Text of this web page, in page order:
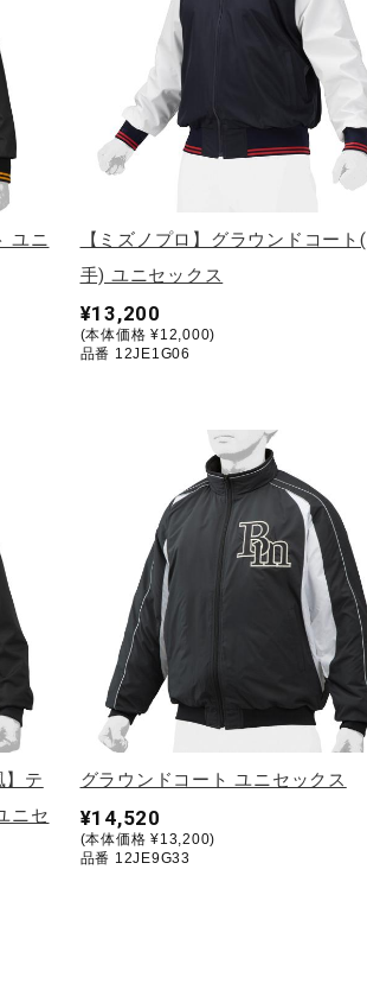
ユニ
【ミズノプロ】グラウンドコート
手) ユニセックス
¥13,200
(本体価格 ¥12,000)
品番 12JE1G06
】テ
ニセ
グラウンドコート ユニセックス
¥14,520
(本体価格 ¥13,200)
品番 12JE9G33